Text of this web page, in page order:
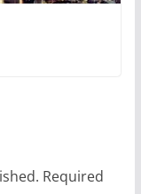
Required